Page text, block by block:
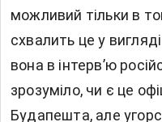
можливий тільки в
схвалить це у
вона в інтерв’ю
зрозуміло, чи є це
Будапешта, але